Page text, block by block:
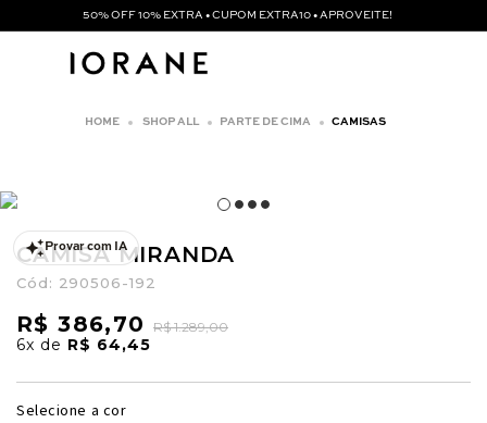
50% OFF 10% EXTRA • CUPOM EXTRA10 • APROVEITE!
SHOP ALL PARTE DE CIMA CAMISAS
Provar com IA
CAMISA MIRANDA
Cód: 290506-192
R$ 386,70 R$ 1.289,00
6x de R$ 64,45
Selecione a cor